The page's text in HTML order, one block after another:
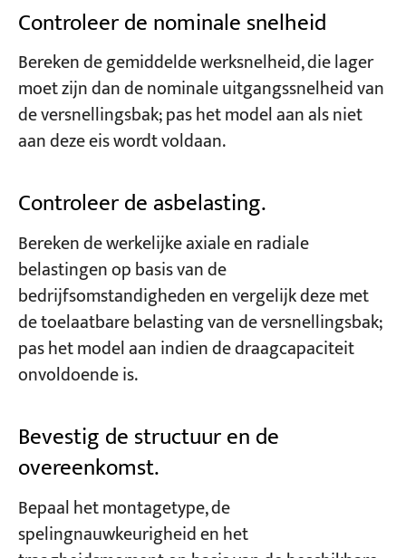
Controleer de nominale snelheid
Bereken de gemiddelde werksnelheid, die lager
moet zijn dan de nominale uitgangssnelheid van
de versnellingsbak; pas het model aan als niet
aan deze eis wordt voldaan.
Controleer de asbelasting.
Bereken de werkelijke axiale en radiale
belastingen op basis van de
bedrijfsomstandigheden en vergelijk deze met
de toelaatbare belasting van de versnellingsbak;
pas het model aan indien de draagcapaciteit
onvoldoende is.
Bevestig de structuur en de
overeenkomst.
Bepaal het montagetype, de
spelingnauwkeurigheid en het